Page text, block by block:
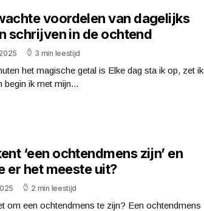
voordelen van dagelijks
schrijven in de ochtend
3 min leestijd
het magische getal is Elke dag sta ik op, zet ik
begin ik met mijn...
‘een ochtendmens zijn’ en
er het meeste uit?
2 min leestijd
om een ochtendmens te zijn? Een ochtendmens